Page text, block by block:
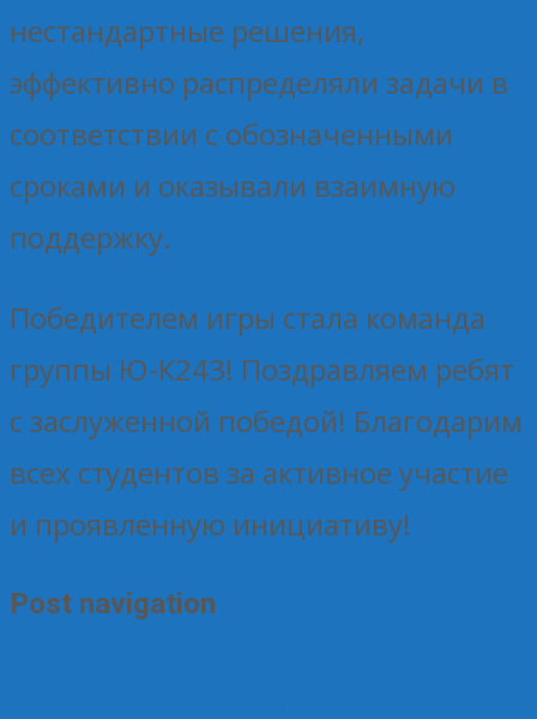
нестандартные решения,
эффективно распределяли задачи в
соответствии с обозначенными
сроками и оказывали взаимную
поддержку.
Победителем игры стала команда
группы Ю-К243! Поздравляем ребят
с заслуженной победой! Благодарим
всех студентов за активное участие
и проявленную инициативу!
Post navigation